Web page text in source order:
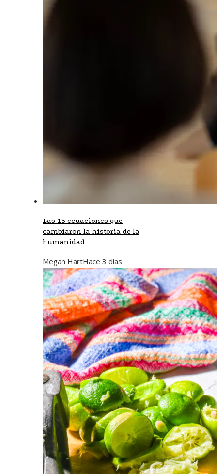
Las 15 ecuaciones que
cambiaron la historia de la
humanidad
Megan HartHace 3 días